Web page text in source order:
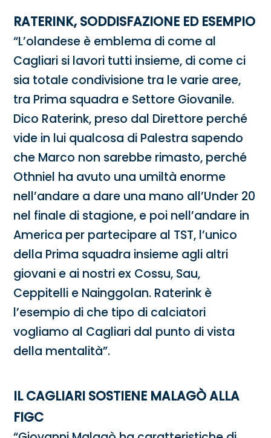
RATERINK, SODDISFAZIONE ED ESEMPIO
“L’olandese è emblema di come al
Cagliari si lavori tutti insieme, di come ci
sia totale condivisione tra le varie aree,
tra Prima squadra e Settore Giovanile.
Dico Raterink, preso dal Direttore perché
vide in lui qualcosa di Palestra sapendo
che Marco non sarebbe rimasto, perché
Othniel ha avuto una umiltà enorme
nell’andare a dare una mano all’Under 20
nel finale di stagione, e poi nell’andare in
America per partecipare al TST, l’unico
della Prima squadra insieme agli altri
giovani e ai nostri ex Cossu, Sau,
Ceppitelli e Nainggolan. Raterink è
l’esempio di che tipo di calciatori
vogliamo al Cagliari dal punto di vista
della mentalità”.
IL CAGLIARI SOSTIENE MALAGÒ ALLA
FIGC